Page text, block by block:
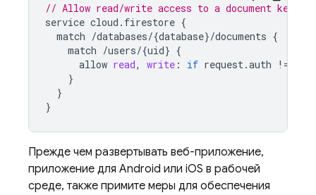
// Allow read/write access to a document keyed
service cloud . firestore {
match /databases/{database}/documents {
match /users/{uid} {
allow read, write : if request.auth ! =
}
}
}
Прежде чем развертывать веб-приложение,
приложение для Android или iOS в рабочей
среде, также примите меры для обеспечения